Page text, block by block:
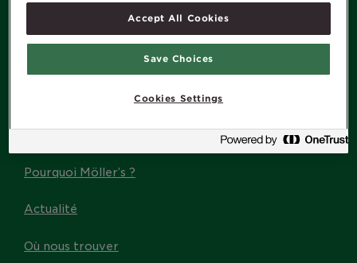
MENU
Pourquoi Möller’s ?
Actualité
Où nous trouver
Accept All Cookies
Save Choices
Cookies Settings